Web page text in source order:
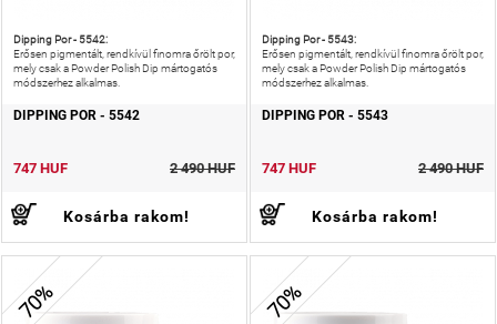
Dipping Por - 5542:
Erősen pigmentált, rendkívül finomra őrölt por,
mely csak a Powder Polish Dip mártogatós
módszerhez alkalmas.
DIPPING POR - 5542
747 HUF 2 490 HUF
Kosárba rakom!
Dipping Por - 5543:
Erősen pigmentált, rendkívül finomra őrölt por,
mely csak a Powder Polish Dip mártogatós
módszerhez alkalmas.
DIPPING POR - 5543
747 HUF 2 490 HUF
Kosárba rakom!
70% 70%